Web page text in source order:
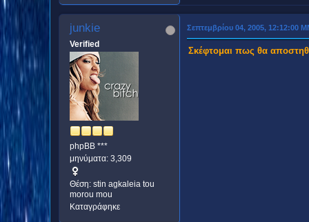
junkie
Verified
phpBB ***
μηνύματα: 3,309
Θέση: stin agkaleia tou
morou mou
Καταγράφηκε
Σεπτεμβρίου 04, 2005, 12:12:00
Σκέφτομαι πως θα